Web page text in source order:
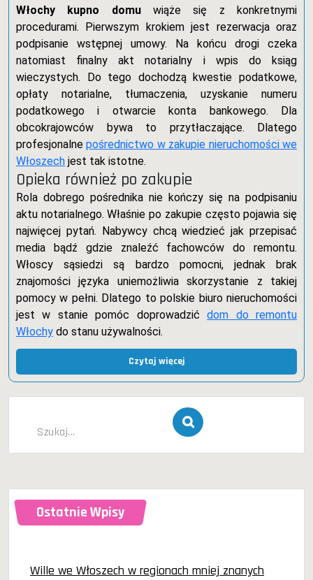
Włochy kupno domuwiąże się z konkretnymi
procedurami. Pierwszym krokiem jest rezerwacja oraz
podpisanie wstępnej umowy. Na końcu drogi czeka
natomiast finalny akt notarialny i wpis do ksiąg
wieczystych. Do tego dochodzą kwestie podatkowe,
opłaty notarialne, tłumaczenia, uzyskanie numeru
podatkowego i otwarcie konta bankowego. Dla
obcokrajowców bywa to przytłaczające. Dlatego
profesjonalnepośrednictwo w zakupie nieruchomości we
Włoszech jest tak istotne.
Opieka również po zakupie
Rola dobrego pośrednika nie kończy się na podpisaniu
aktu notarialnego. Właśnie po zakupie często pojawia się
najwięcej pytań. Nabywcy chcą wiedzieć jak przepisać
media bądź gdzie znaleźć fachowców do remontu.
Włoscy sąsiedzi są bardzo pomocni, jednak brak
znajomości języka uniemożliwia skorzystanie z takiej
pomocy w pełni. Dlatego to polskie biuro nieruchomości
jest w stanie pomóc doprowadzićdom do remontu
Włochy do stanu używalności.
Czytaj więcej
Szukaj
Ostatnie Wpisy
Wille we Włoszech w regionach mniej znanych